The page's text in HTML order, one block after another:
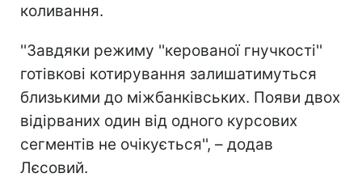
коливання.
''Завдяки режиму ''керованої гнучкості''
готівкові котирування залишатимуться
близькими до міжбанківських. Появи двох
відірваних один від одного курсових
сегментів не очікується'', – додав
Лєсовий.